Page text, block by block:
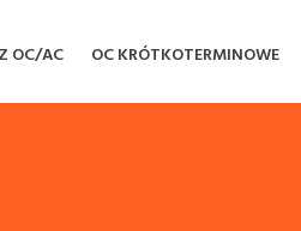
OC/AC OC KRÓTKOTERMINOWE